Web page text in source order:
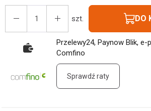
szt. DO
Przelewy24, Paynow Blik, e-
Comfino
Sprawdź raty